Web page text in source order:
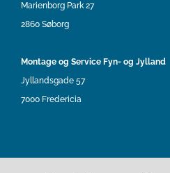
Marienborg Park 27
2860 Søborg
Montage og Service Fyn- og Jylland
Jyllandsgade 57
7000 Fredericia